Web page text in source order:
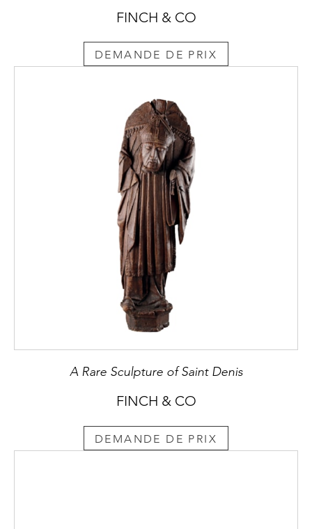
FINCH & CO
DEMANDE DE PRIX
A Rare Sculpture of Saint Denis
FINCH & CO
DEMANDE DE PRIX